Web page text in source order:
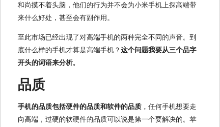
和尚摸不着头脑，他们的行为并不会为小米手机上探高端带
来什么好处，甚至会有副作用。
至此市场已经出现了对高端手机的两种完全不同的声音。到
底什么样的手机才算是高端手机？ 这个问题我要从三个品字
开头的词语来分析。
品质
手机的品质包括硬件的品质和软件的品质 ，任何手机想要走
向高端，过硬的软硬件的品质可以说是第一个要解决的。苹